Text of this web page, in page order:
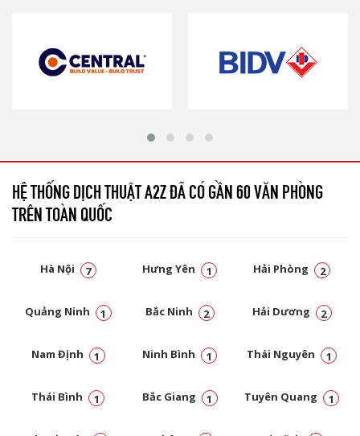
HỆ THỐNG DỊCH THUẬT A2Z ĐÃ CÓ GẦN 60 VĂN PHÒNG
TRÊN TOÀN QUỐC
Hà Nội 7 Hưng Yên 1 Hải Phòng 2
Quảng Ninh 1 Bắc Ninh 2 Hải Dương 2
Nam Định 1 Ninh Bình 1 Thái Nguyên 1
Thái Bình 1 Bắc Giang 1 Tuyên Quang 1